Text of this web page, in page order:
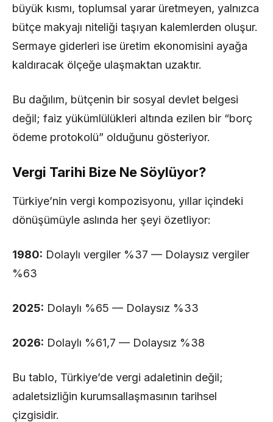
büyük kısmı, toplumsal yarar üretmeyen, yalnızca
bütçe makyajı niteliği taşıyan kalemlerden oluşur.
Sermaye giderleri ise üretim ekonomisini ayağa
kaldıracak ölçeğe ulaşmaktan uzaktır.
Bu dağılım, bütçenin bir sosyal devlet belgesi
değil; faiz yükümlülükleri altında ezilen bir “borç
ödeme protokolü” olduğunu gösteriyor.
Vergi Tarihi Bize Ne Söylüyor?
Türkiye’nin vergi kompozisyonu, yıllar içindeki
dönüşümüyle aslında her şeyi özetliyor:
1980: Dolaylı vergiler %37 — Dolaysız vergiler
%63
2025: Dolaylı %65 — Dolaysız %33
2026: Dolaylı %61,7 — Dolaysız %38
Bu tablo, Türkiye’de vergi adaletinin değil;
adaletsizliğin kurumsallaşmasının tarihsel
çizgisidir.